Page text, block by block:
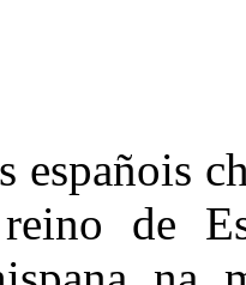
españois
de